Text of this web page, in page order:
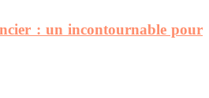
: un incontournable pour